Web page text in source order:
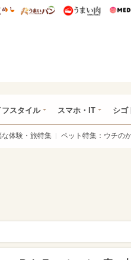
ズニー特集
うまいめし うまいパン うま
フスタイル スマホ・IT シゴ
体験・旅特集 ペット特集：ウチの